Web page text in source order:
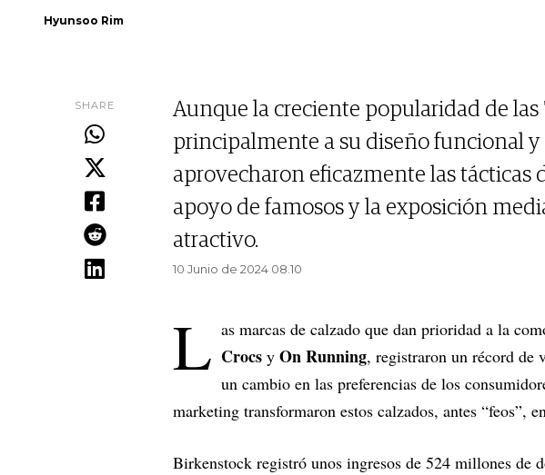
Hyunsoo Rim
SHARE
Aunque la creciente popularidad de las
principalmente a su diseño funcional y
aprovecharon eficazmente las tácticas
apoyo de famosos y la exposición
atractivo.
10 Junio de 2024 08.10
L as marcas de calzado que dan prioridad a la
Crocs y On Running, registraron un récord de
un cambio en las preferencias de los
marketing transformaron estos calzados, antes “feos”,
Birkenstock registró unos ingresos de 524 millones de